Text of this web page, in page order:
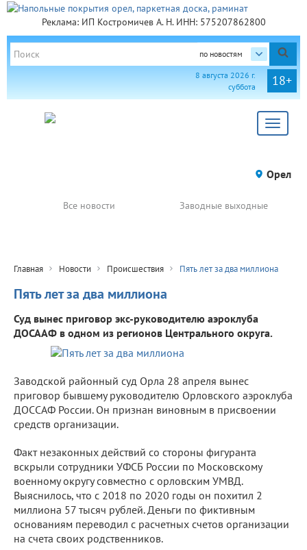
Реклама: ИП Костромичев А. Н. ИНН: 575207862800
по новостям
18+
8 августа 2026 г.
суббота
Toggle
Орел
Все новости Заводные выходные
Главная Новости Происшествия Пять лет за два миллиона
Пять лет за два миллиона
Суд вынес приговор экс-руководителю аэроклуба
ДОСААФ в одном из регионов Центрального округа.
Заводской районный суд Орла 28 апреля вынес
приговор бывшему руководителю Орловского аэроклуба
ДОССАФ России. Он признан виновным в присвоении
средств организации.
Факт незаконных действий со стороны фигуранта
вскрыли сотрудники УФСБ России по Московскому
военному округу совместно с орловским УМВД.
Выяснилось, что с 2018 по 2020 годы он похитил 2
миллиона 57 тысяч рублей. Деньги по фиктивным
основаниям переводил с расчетных счетов организации
на счета своих родственников.